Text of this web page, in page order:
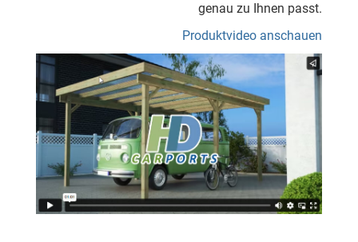
genau zu Ihnen passt.
Produktvideo anschauen